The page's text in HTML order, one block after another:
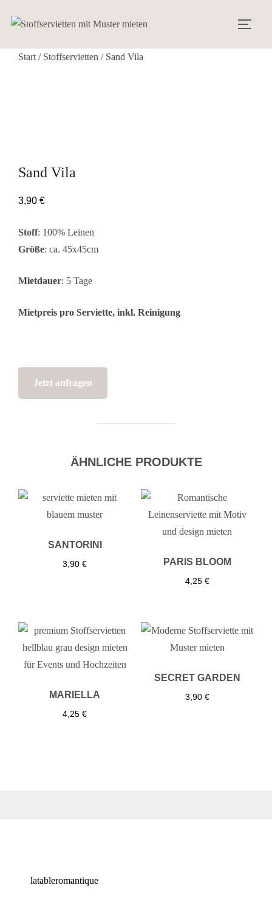
Inhalt
Start / Stoffservietten / Sand Vila
Sand Vila
3,90 €
Stoff: 100% Leinen
Größe: ca. 45x45cm
Mietdauer: 5 Tage
Mietpreis pro Serviette, inkl. Reinigung
Jetzt anfragen
ÄHNLICHE PRODUKTE
SANTORINI
3,90€ PARIS BLOOM
4,25 €
MARIELLA
4,25€
SECRET GARDEN
3,90 €
latableromantique